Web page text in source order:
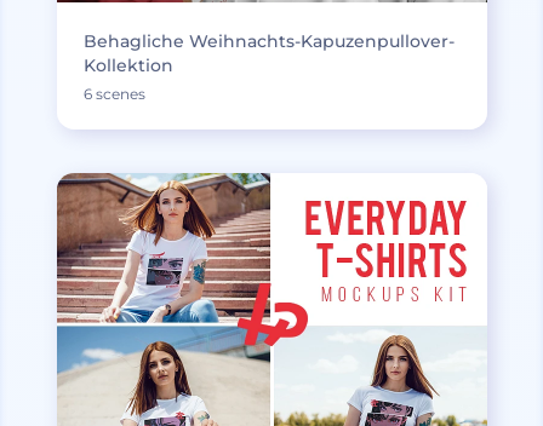
Behagliche Weihnachts-Kapuzenpullover-
Kollektion
6 scenes